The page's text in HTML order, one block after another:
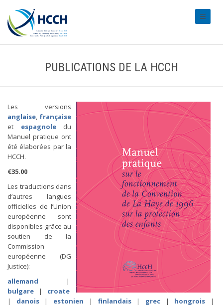
PUBLICATIONS DE LA HCCH
Les versions
anglaise, française
et espagnoledu
Manuel pratique ont
été élaborées par la
HCCH.
€35.00
Les traductions dans
d’autres langues
officielles de l’Union
européenne sont
disponibles grâce au
soutien de la
Commission
européenne (DG
Justice):
allemand |
bulgare
| croate
| danois| estonien | finlandais| grec | hongrois
|